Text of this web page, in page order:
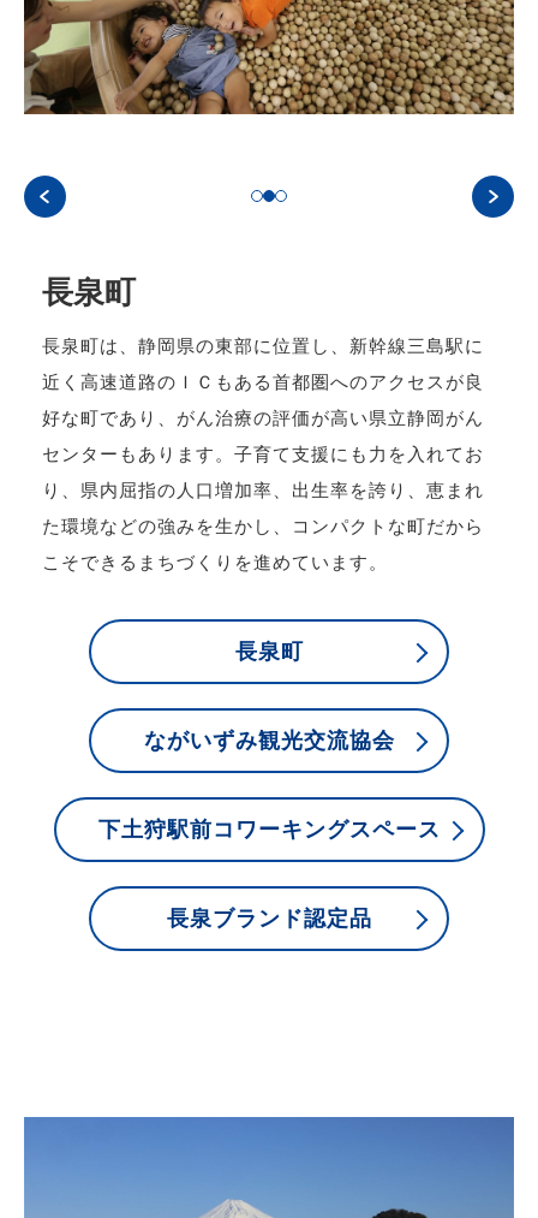
長泉町
長泉町は、静岡県の東部に位置し、新幹線三島駅に
近く高速道路のＩＣもある首都圏へのアクセスが良
好な町であり、がん治療の評価が高い県立静岡がん
センターもあります。子育て支援にも力を入れてお
り、県内屈指の人口増加率、出生率を誇り、恵まれ
た環境などの強みを生かし、コンパクトな町だから
こそできるまちづくりを進めています。
長泉町
ながいずみ観光交流協会
下土狩駅前コワーキングスペース
長泉ブランド認定品